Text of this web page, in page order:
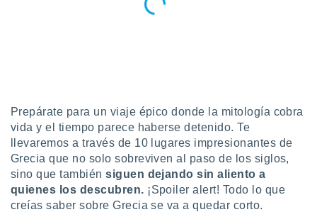
que
sean
el sitio
se
para
Prepárate para un viaje épico donde la mitología cobra
vida y el tiempo parece haberse detenido. Te
llevaremos a través de 10 lugares impresionantes de
Grecia que no solo sobreviven al paso de los siglos,
sino que tambiénsiguen dejando sin aliento a
quienes los descubren. ¡Spoiler alert! Todo lo que
creías saber sobre Grecia se va a quedar corto.